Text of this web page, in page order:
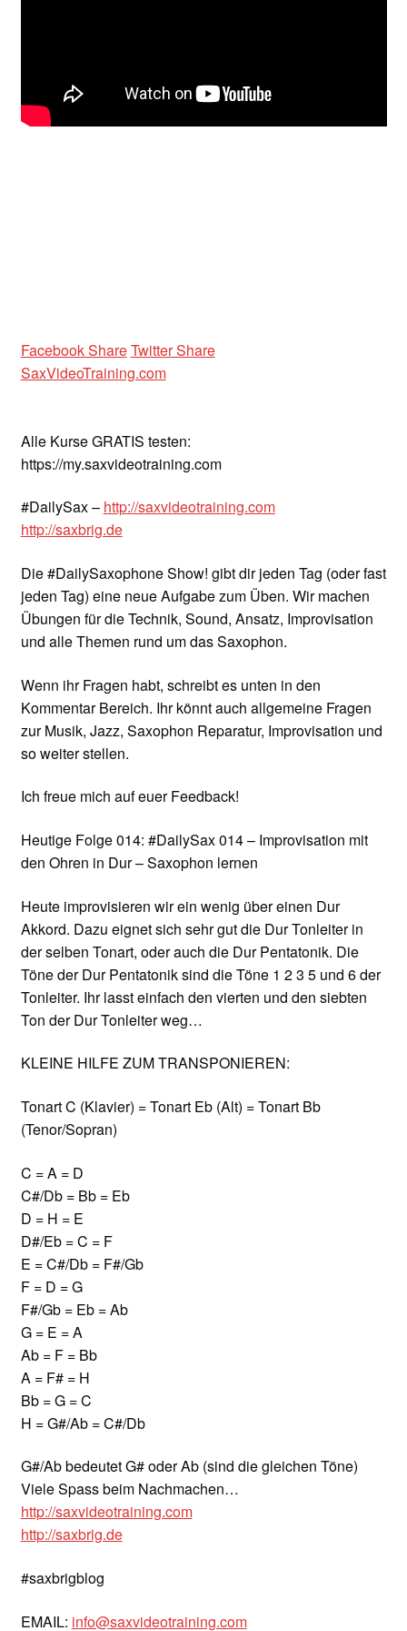
ÜBER UNS
Facebook ShareTwitter Share
SaxVideoTraining.com
Alle Kurse GRATIS testen:
https://my.saxvideotraining.com
#DailySax – http://saxvideotraining.com
http://saxbrig.de
Die #DailySaxophone Show! gibt dir jeden Tag (oder fast
jeden Tag) eine neue Aufgabe zum Üben. Wir machen
Übungen für die Technik, Sound, Ansatz, Improvisation
und alle Themen rund um das Saxophon.
Wenn ihr Fragen habt, schreibt es unten in den
Kommentar Bereich. Ihr könnt auch allgemeine Fragen
zur Musik, Jazz, Saxophon Reparatur, Improvisation und
so weiter stellen.
Ich freue mich auf euer Feedback!
Heutige Folge 014: #DailySax 014 – Improvisation mit
den Ohren in Dur – Saxophon lernen
Heute improvisieren wir ein wenig über einen Dur
Akkord. Dazu eignet sich sehr gut die Dur Tonleiter in
der selben Tonart, oder auch die Dur Pentatonik. Die
Töne der Dur Pentatonik sind die Töne 1 2 3 5 und 6 der
Tonleiter. Ihr lasst einfach den vierten und den siebten
Ton der Dur Tonleiter weg…
KLEINE HILFE ZUM TRANSPONIEREN:
Tonart C (Klavier) = Tonart Eb (Alt) = Tonart Bb
(Tenor/Sopran)
C = A = D
C#/Db = Bb = Eb
D = H = E
D#/Eb = C = F
E = C#/Db = F#/Gb
F = D = G
F#/Gb = Eb = Ab
G = E = A
Ab = F = Bb
A = F# = H
Bb = G = C
H = G#/Ab = C#/Db
G#/Ab bedeutet G# oder Ab (sind die gleichen Töne)
Viele Spass beim Nachmachen…
http://saxvideotraining.com
http://saxbrig.de
#saxbrigblog
EMAIL: info@saxvideotraining.com